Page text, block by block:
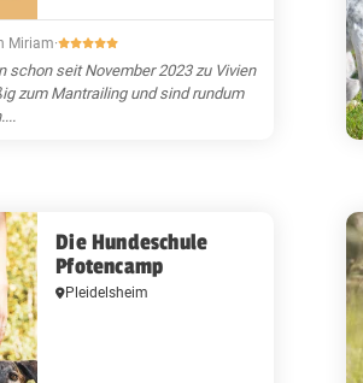
Miriam·
schon seit November 2023 zu Vivien
zum Mantrailing und sind rundum
Die Hundeschule
Pfotencamp
Pleidelsheim